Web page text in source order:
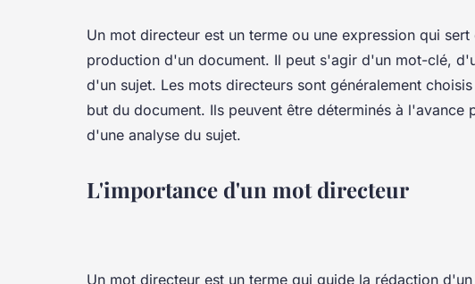
Un mot directeur est un terme ou une expression qui
production d'un document. Il peut s'agir d'un mot-clé,
d'un sujet. Les mots directeurs sont généralement
but du document. Ils peuvent être déterminés à l'avance
d'une analyse du sujet.
L'importance d'un mot directeur
Un mot directeur est un terme qui guide la rédaction